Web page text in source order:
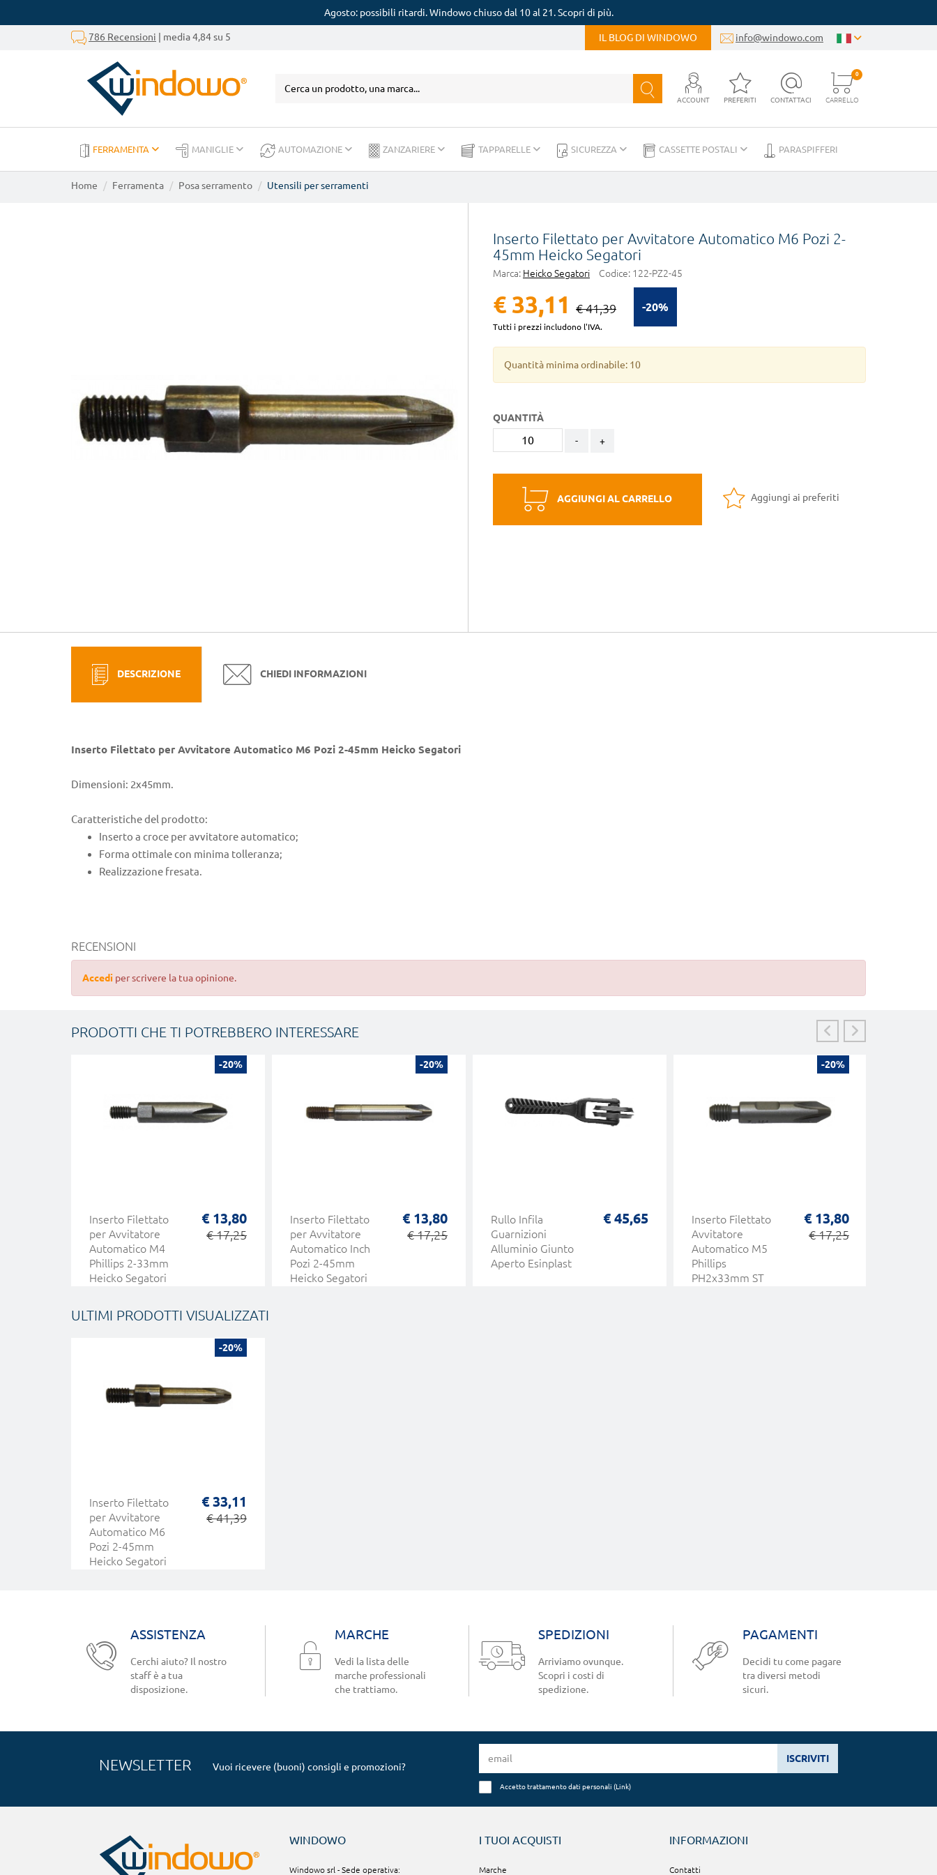
Agosto: possibili ritardi. Windowo chiuso dal 10 al 21. Scopri di più.
786 Recensioni | media 4,84 su 5 IL BLOG DI WINDOWO info@windowo.com
ACCOUNT PREFERITI CONTATTACI CARRELLO
0
FERRAMENTA MANIGLIE AUTOMAZIONE ZANZARIERE TAPPARELLE SICUREZZA CASSETTE POSTALI PARASPIFFERI
Home Ferramenta Posa serramento Utensili per serramenti
Inserto Filettato per Avvitatore Automatico M6 Pozi 2-
45mm Heicko Segatori
Marca: Heicko Segatori Codice: 122-PZ2-45
-20%
€ 33,11 € 41,39
Tutti i prezzi includono l'IVA.
Quantità minima ordinabile: 10
QUANTITÀ
- +
AGGIUNGI AL CARRELLO Aggiungi ai preferiti
DESCRIZIONE CHIEDI INFORMAZIONI
Inserto Filettato per Avvitatore Automatico M6 Pozi 2-45mm Heicko Segatori
Dimensioni: 2x45mm.
Caratteristiche del prodotto:
Inserto a croce per avvitatore automatico;
Forma ottimale con minima tolleranza;
Realizzazione fresata.
RECENSIONI
Accedi per scrivere la tua opinione.
PRODOTTI CHE TI POTREBBERO INTERESSARE
-20%
Inserto Filettato
per Avvitatore
Automatico M4
Phillips 2-33mm
Heicko Segatori
€ 13,80
€ 17,25
-20%
Inserto Filettato
per Avvitatore
Automatico Inch
Pozi 2-45mm
Heicko Segatori
€ 13,80
€ 17,25
Rullo Infila
Guarnizioni
Alluminio Giunto
Aperto Esinplast
€ 45,65
-20%
Inserto Filettato
Avvitatore
Automatico M5
Phillips
PH2x33mm ST
€ 13,80
€ 17,25
ULTIMI PRODOTTI VISUALIZZATI
-20%
Inserto Filettato
per Avvitatore
Automatico M6
Pozi 2-45mm
Heicko Segatori
€ 33,11
€ 41,39
ASSISTENZA
Cerchi aiuto? Il nostro
staff è a tua
disposizione.
MARCHE
Vedi la lista delle
marche professionali
che trattiamo.
SPEDIZIONI
Arriviamo ovunque.
Scopri i costi di
spedizione.
PAGAMENTI
Decidi tu come pagare
tra diversi metodi
sicuri.
NEWSLETTER Vuoi ricevere (buoni) consigli e promozioni?
ISCRIVITI
Accetto trattamento dati personali (Link)
WINDOWO
Windowo srl - Sede operativa:
I TUOI ACQUISTI
Marche
INFORMAZIONI
Contatti